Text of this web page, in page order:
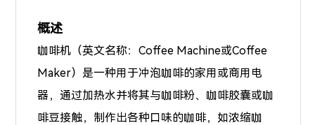
概述
咖啡机（英文名称：Coffee Machine或Coffee
Maker）是一种用于冲泡咖啡的家用或商用电
器，通过加热水并将其与咖啡粉、咖啡胶囊或咖
啡豆接触，制作出各种口味的咖啡，如浓缩咖